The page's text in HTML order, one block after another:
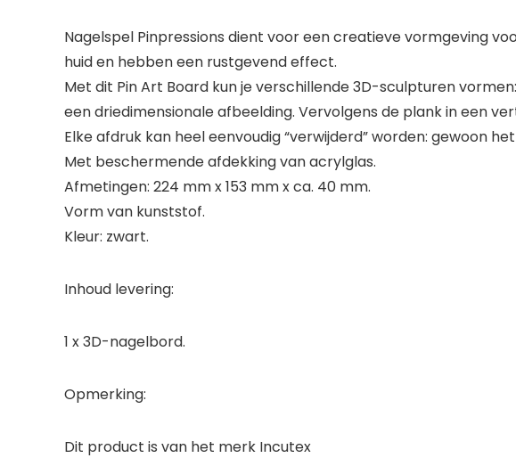
Nagelspel Pinpressions dient voor een creatieve vormgeving
huid en hebben een rustgevend effect.
Met dit Pin Art Board kun je verschillende 3D-sculpturen
een driedimensionale afbeelding. Vervolgens de plank in een
Elke afdruk kan heel eenvoudig “verwijderd” worden: gewoon
Met beschermende afdekking van acrylglas.
Afmetingen: 224 mm x 153 mm x ca. 40 mm.
Vorm van kunststof.
Kleur: zwart.
Inhoud levering:
1 x 3D-nagelbord.
Opmerking:
Dit product is van het merk Incutex